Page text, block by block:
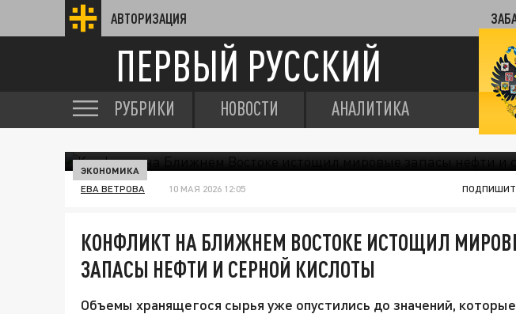
АВТОРИЗАЦИЯ
ПЕРВЫЙ РУССКИЙ
РУБРИКИ НОВОСТИ АНАЛИТИКА
ЭКОНОМИКА
ЕВА ВЕТРОВА 10 МАЯ 2026 12:05
КОНФЛИКТ НА БЛИЖНЕМ ВОСТОКЕ ИСТОЩИЛ
ЗАПАСЫ НЕФТИ И СЕРНОЙ КИСЛОТЫ
Объемы хранящегося сырья уже опустились до значений,